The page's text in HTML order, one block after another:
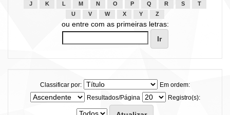
J
K L M N O P Q R S
T
U
V W X Y Z
ou entre com as primeiras letras:
Classificar por:
Em ordem:
Resultados/Página
Registro(s):